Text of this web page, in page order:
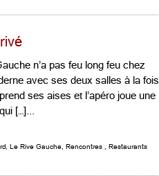
n’a pas feu long feu chez
avec ses deux salles à la fois
ses aises et l’apéro joue une
[…]...
Le Rive Gauche Rencontres
Restaurants